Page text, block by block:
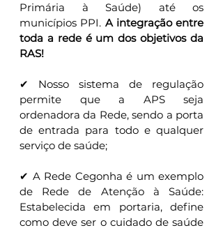
Primária à Saúde) até os
municípios PPI. A integração entre
toda a rede é um dos objetivos da
RAS!
✔ Nosso sistema de regulação
permite que a APS seja
ordenadora da Rede, sendo a porta
de entrada para todo e qualquer
serviço de saúde;
✔ A Rede Cegonha é um exemplo
de Rede de Atenção à Saúde:
Estabelecida em portaria, define
como deve ser o cuidado de saúde